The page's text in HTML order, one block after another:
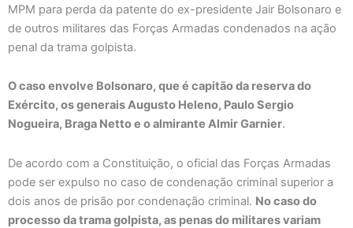
MPM para perda da patente do ex-presidente Jair Bolsonaro e
de outros militares das Forças Armadas condenados na ação
penal da trama golpista.
O caso envolve Bolsonaro, que é capitão da reserva do
Exército, os generais Augusto Heleno, Paulo Sergio
Nogueira, Braga Netto e o almirante Almir Garnier.
De acordo com a Constituição, o oficial das Forças Armadas
pode ser expulso no caso de condenação criminal superior a
dois anos de prisão por condenação criminal. No caso do
processo da trama golpista, as penas do militares variam